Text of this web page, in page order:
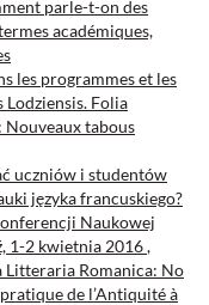
parle-t-on des
académiques,
les programmes et les
Folia
tabous
uczniów i studentów
języka francuskiego?
Naukowej
1-2 kwietnia 2016,
Litteraria Romanica: No
de l’Antiquité à